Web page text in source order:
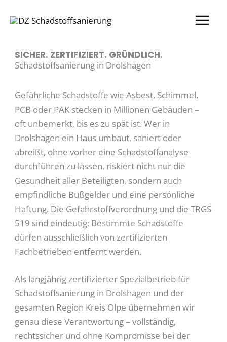
Inhalt
SICHER. ZERTIFIZIERT. GRÜNDLICH.
Schadstoffsanierung in Drolshagen
Gefährliche Schadstoffe wie Asbest, Schimmel,
PCB oder PAK stecken in Millionen Gebäuden –
oft unbemerkt, bis es zu spät ist. Wer in
Drolshagen ein Haus umbaut, saniert oder
abreißt, ohne vorher eine Schadstoffanalyse
durchführen zu lassen, riskiert nicht nur die
Gesundheit aller Beteiligten, sondern auch
empfindliche Bußgelder und eine persönliche
Haftung. Die Gefahrstoffverordnung und die TRGS
519 sind eindeutig: Bestimmte Schadstoffe
dürfen ausschließlich von zertifizierten
Fachbetrieben entfernt werden.
Als langjährig zertifizierter Spezialbetrieb für
Schadstoffsanierung in Drolshagen und der
gesamten Region Kreis Olpe übernehmen wir
genau diese Verantwortung – vollständig,
rechtssicher und ohne Kompromisse bei der